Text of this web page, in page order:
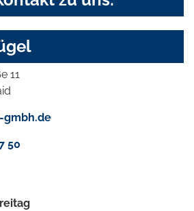
11
gmbh.de
50